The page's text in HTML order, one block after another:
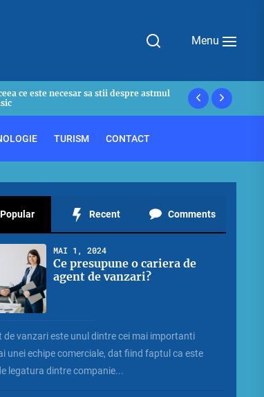
Menu
avem nevoie de o polita de asigurare
Asemanari
OnlyFans
TURISM CONTACT
Popular Recent Comments
MAI 1, 2024
Ce presupune o cariera de
agent de vanzari?
de vanzari este unul dintre cei mai importanti
unei echipe comerciale, dat fiind faptul ca este
legatura dintre companie...